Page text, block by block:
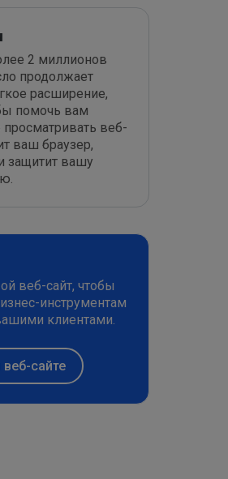
2 миллионов
продолжает
расширение,
помочь вам
веб-
ваш браузер,
защитит вашу
веб-сайт, чтобы
инструментам
клиентами.
сайте